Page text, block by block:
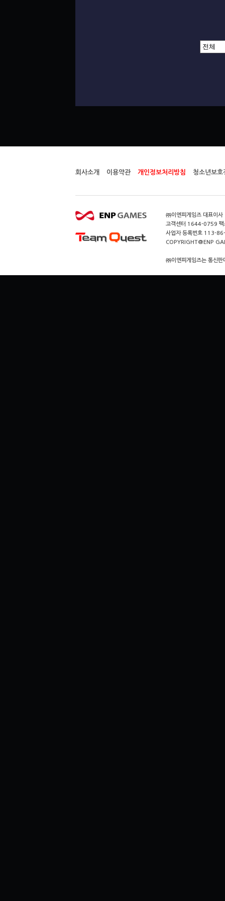
회사소개 이용약관 개인정보처리방침 청소년보호
㈜이엔피게임즈 대표이
고객센터 1644-0759
사업자 등록번호 113-
COPYRIGHT@ENP
㈜이엔피게임즈는 통신판